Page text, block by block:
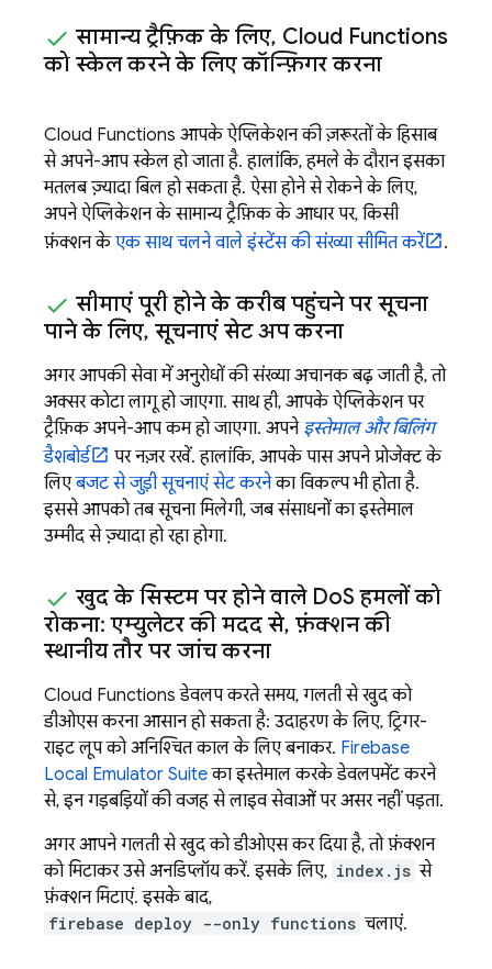
सामान्य ट्रैफ़िक के लिए, Cloud Functions
को स्केल करने के लिए कॉन्फ़िगर करना
Cloud Functions आपके ऐप्लिकेशन की ज़रूरतों के हिसाब
से अपने-आप स्केल हो जाता है. हालांकि, हमले के दौरान इसका
मतलब ज़्यादा बिल हो सकता है. ऐसा होने से रोकने के लिए,
अपने ऐप्लिकेशन के सामान्य ट्रैफ़िक के आधार पर, किसी
फ़ंक्शन केएक साथ चलने वाले इंस्टेंस की संख्या सीमित करें .
सीमाएं पूरी होने के करीब पहुंचने पर सूचना
पाने के लिए, सूचनाएं सेट अप करना
अगर आपकी सेवा में अनुरोधों की संख्या अचानक बढ़ जाती है, तो
अक्सर कोटा लागू हो जाएगा. साथ ही, आपके ऐप्लिकेशन पर
ट्रैफ़िक अपने-आप कम हो जाएगा. अपने इस्तेमाल और बिलिंग
डैशबोर्ड
पर नज़र रखें. हालांकि, आपके पास अपने प्रोजेक्ट के
लिएबजट से जुड़ी सूचनाएं सेट करनेका विकल्प भी होता है.
इससे आपको तब सूचना मिलेगी, जब संसाधनों का इस्तेमाल
उम्मीद से ज़्यादा हो रहा होगा.
खुद के सिस्टम पर होने वाले DoS हमलों को
रोकना: एम्युलेटर की मदद से, फ़ंक्शन की
स्थानीय तौर पर जांच करना
Cloud Functions डेवलप करते समय, गलती से खुद को
डीओएस करना आसान हो सकता है: उदाहरण के लिए, ट्रिगर-
राइट लूप को अनिश्चित काल के लिए बनाकर. Firebase
Local Emulator Suiteका इस्तेमाल करके डेवलपमेंट करने
से, इन गड़बड़ियों की वजह से लाइव सेवाओं पर असर नहीं पड़ता.
अगर आपने गलती से खुद को डीओएस कर दिया है, तो फ़ंक्शन
को मिटाकर उसे अनडिप्लॉय करें. इसके लिए, index.js से
फ़ंक्शन मिटाएं. इसके बाद,
firebase deploy --only functions चलाएं.